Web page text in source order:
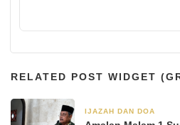
RELATED POST WIDGET
IJAZAH DAN DOA